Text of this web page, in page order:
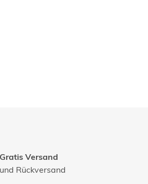
Gratis Versand
und Rückversand